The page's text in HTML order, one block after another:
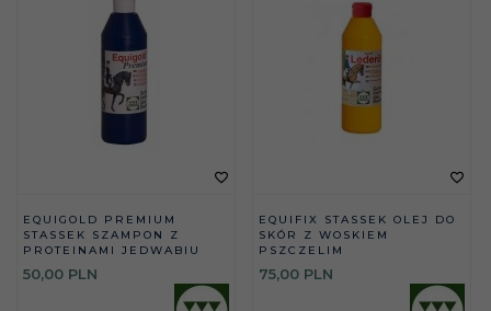
EQUIGOLD PREMIUM
STASSEK SZAMPON Z
PROTEINAMI JEDWABIU
50,00 PLN
EQUIFIX STASSEK OLEJ DO
SKÓR Z WOSKIEM
PSZCZELIM
75,00 PLN